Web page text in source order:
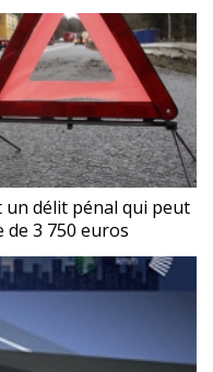
un délit pénal qui peut
3 750 euros